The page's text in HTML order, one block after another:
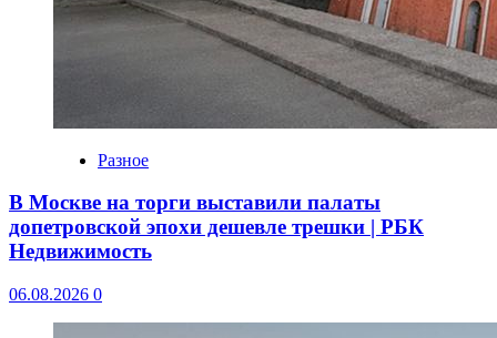
Разное
В Москве на торги выставили палаты
допетровской эпохи дешевле трешки | РБК
Недвижимость
06.08.2026 0